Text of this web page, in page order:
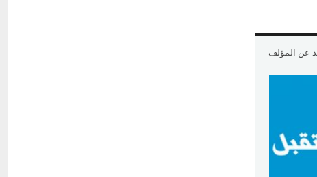
عن المؤلف